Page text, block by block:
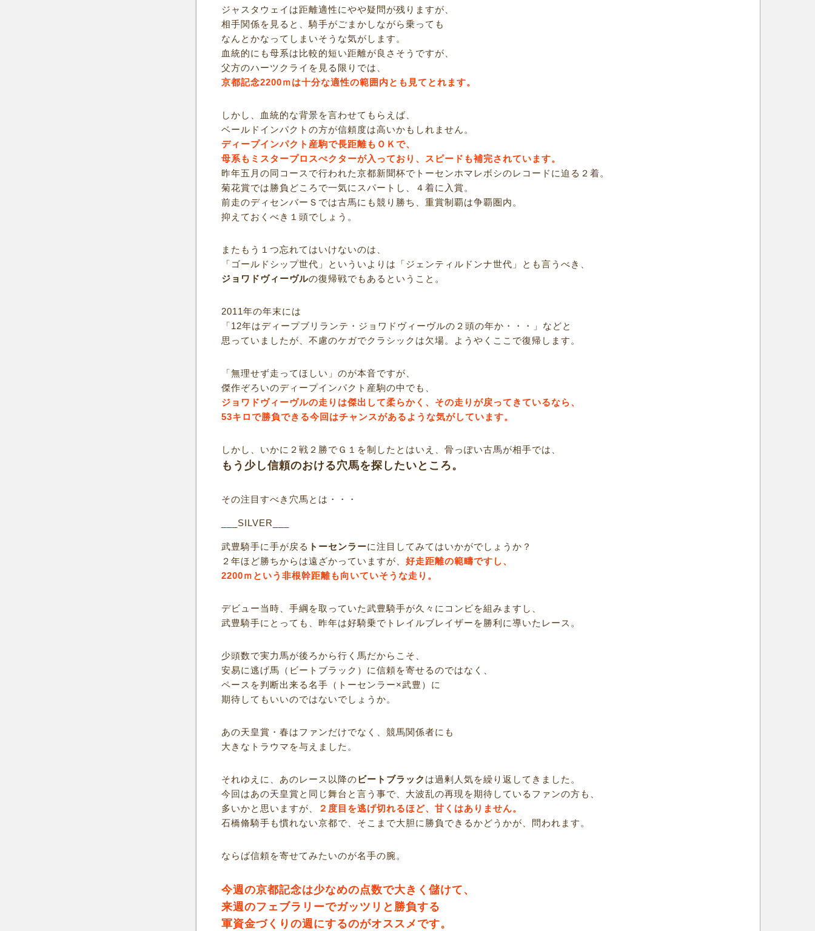
ジャスタウェイは距離適性にやや疑問が残りますが、
相手関係を見ると、騎手がごまかしながら乗っても
なんとかなってしまいそうな気がします。
血統的にも母系は比較的短い距離が良さそうですが、
父方のハーツクライを見る限りでは、
京都記念2200ｍは十分な適性の範囲内とも見てとれます。
しかし、血統的な背景を言わせてもらえば、
ベールドインパクトの方が信頼度は高いかもしれません。
ディープインパクト産駒で長距離もＯＫで、
母系もミスタープロスぺクターが入っており、スピードも補完されています。
昨年五月の同コースで行われた京都新聞杯でトーセンホマレボシのレコードに迫る２着。
菊花賞では勝負どころで一気にスパートし、４着に入賞。
前走のディセンバーＳでは古馬にも競り勝ち、重賞制覇は争覇圏内。
抑えておくべき１頭でしょう。
またもう１つ忘れてはいけないのは、
「ゴールドシップ世代」といういよりは「ジェンティルドンナ世代」とも言うべき、
ジョワドヴィーヴルの復帰戦でもあるということ。
2011年の年末には
「12年はディープブリランテ・ジョワドヴィーヴルの２頭の年か・・・」などと
思っていましたが、不慮のケガでクラシックは欠場。ようやくここで復帰します。
「無理せず走ってほしい」のが本音ですが、
傑作ぞろいのディープインパクト産駒の中でも、
ジョワドヴィーヴルの走りは傑出して柔らかく、その走りが戻ってきているなら、
53キロで勝負できる今回はチャンスがあるような気がしています。
しかし、いかに２戦２勝でＧ１を制したとはいえ、骨っぽい古馬が相手では、
もう少し信頼のおける穴馬を探したいところ。
その注目すべき穴馬とは・・・
___SILVER___
武豊騎手に手が戻る トーセンラーに注目してみてはいかがでしょうか？
２年ほど勝ちからは遠ざかっていますが、好走距離の範疇ですし、
2200ｍという非根幹距離も向いていそうな走り。
デビュー当時、手綱を取っていた武豊騎手が久々にコンビを組みますし、
武豊騎手にとっても、昨年は好騎乗でトレイルブレイザーを勝利に導いたレース。
少頭数で実力馬が後ろから行く馬だからこそ、
安易に逃げ馬（ビートブラック）に信頼を寄せるのではなく、
ペースを判断出来る名手（トーセンラー×武豊）に
期待してもいいのではないでしょうか。
あの天皇賞・春はファンだけでなく、競馬関係者にも
大きなトラウマを与えました。
それゆえに、あのレース以降のビートブラック は過剰人気を繰り返してきました。
今回はあの天皇賞と同じ舞台と言う事で、大波乱の再現を期待しているファンの方も、
多いかと思いますが、
２度目を逃げ切れるほど、甘くはありません。
石橋脩騎手も慣れない京都で、そこまで大胆に勝負できるかどうかが、問われます。
ならば信頼を寄せてみたいのが名手の腕。
今週の京都記念は少なめの点数で大きく儲けて、
来週のフェブラリーでガッツリと勝負する
軍資金づくりの週にするのがオススメです。